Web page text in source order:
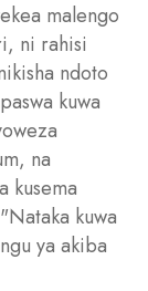
malengo
ni rahisi
ndoto
kuwa
na
kusema
kuwa
ya akiba